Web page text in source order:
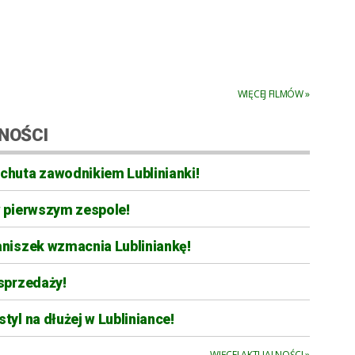
WIĘCEJ FILMÓW »
zawodnikiem Lublinianki!
pierwszym zespole!
wzmacnia Lubliniankę!
na dłużej w Lubliniance!